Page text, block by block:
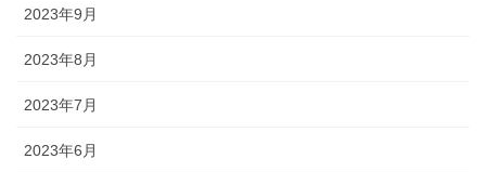
2023年9月
2023年8月
2023年7月
2023年6月